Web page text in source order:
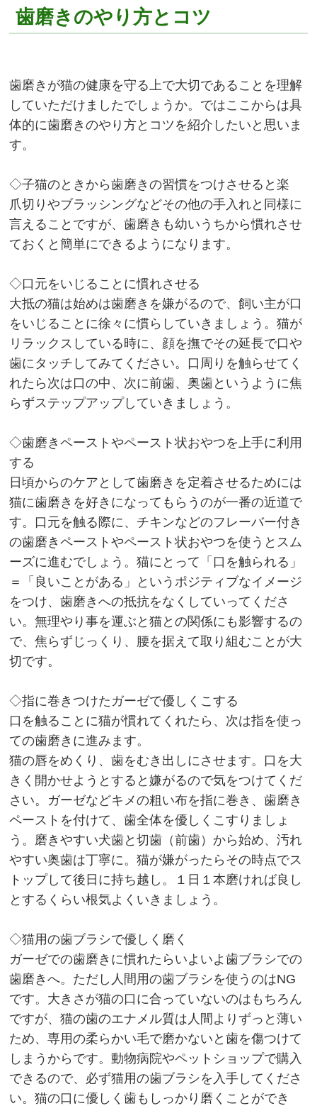
歯磨きのやり方とコツ
歯磨きが猫の健康を守る上で大切であることを理解
していただけましたでしょうか。ではここからは具
体的に歯磨きのやり方とコツを紹介したいと思いま
す。
◇子猫のときから歯磨きの習慣をつけさせると楽
爪切りやブラッシングなどその他の手入れと同様に
言えることですが、歯磨きも幼いうちから慣れさせ
ておくと簡単にできるようになります。
◇口元をいじることに慣れさせる
大抵の猫は始めは歯磨きを嫌がるので、飼い主が口
をいじることに徐々に慣らしていきましょう。猫が
リラックスしている時に、顔を撫でその延長で口や
歯にタッチしてみてください。口周りを触らせてく
れたら次は口の中、次に前歯、奥歯というように焦
らずステップアップしていきましょう。
◇歯磨きペーストやペースト状おやつを上手に利用
する
日頃からのケアとして歯磨きを定着させるためには
猫に歯磨きを好きになってもらうのが一番の近道で
す。口元を触る際に、チキンなどのフレーバー付き
の歯磨きペーストやペースト状おやつを使うとスム
ーズに進むでしょう。猫にとって「口を触られる」
＝「良いことがある」というポジティブなイメージ
をつけ、歯磨きへの抵抗をなくしていってくださ
い。無理やり事を運ぶと猫との関係にも影響するの
で、焦らずじっくり、腰を据えて取り組むことが大
切です。
◇指に巻きつけたガーゼで優しくこする
口を触ることに猫が慣れてくれたら、次は指を使っ
ての歯磨きに進みます。
猫の唇をめくり、歯をむき出しにさせます。口を大
きく開かせようとすると嫌がるので気をつけてくだ
さい。ガーゼなどキメの粗い布を指に巻き、歯磨き
ペーストを付けて、歯全体を優しくこすりましょ
う。磨きやすい犬歯と切歯（前歯）から始め、汚れ
やすい奥歯は丁寧に。猫が嫌がったらその時点でス
トップして後日に持ち越し。１日１本磨ければ良し
とするくらい根気よくいきましょう。
◇猫用の歯ブラシで優しく磨く
ガーゼでの歯磨きに慣れたらいよいよ歯ブラシでの
歯磨きへ。ただし人間用の歯ブラシを使うのはNG
です。大きさが猫の口に合っていないのはもちろん
ですが、猫の歯のエナメル質は人間よりずっと薄い
ため、専用の柔らかい毛で磨かないと歯を傷つけて
しまうからです。動物病院やペットショップで購入
できるので、必ず猫用の歯ブラシを入手してくださ
い。猫の口に優しく歯もしっかり磨くことができ